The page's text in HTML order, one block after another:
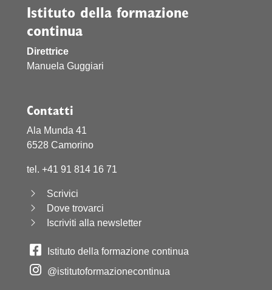
Istituto della formazione
continua
Direttrice
Manuela Guggiari
Contatti
Ala Munda 41
6528 Camorino
tel. +41 91 814 16 71
Scrivici
Dove trovarci
Iscriviti alla newsletter
Istituto della formazione continua
@istitutoformazionecontinua